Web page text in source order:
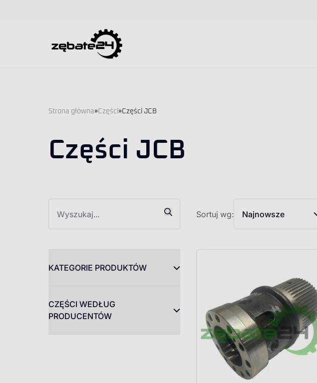
Strona główna»Części»Części JCB
Części JCB
Sortuj wg: Najnowsze
KATEGORIE PRODUKTÓW
CZĘŚCI WEDŁUG
PRODUCENTÓW